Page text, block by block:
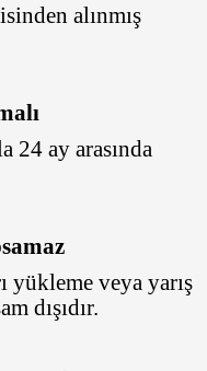
alınmış
24 ay arasında
yükleme veya yarış
dışıdır.